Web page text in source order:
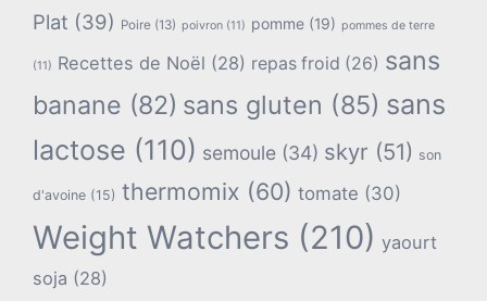
Plat (39) Poire (13) poivron (11) pomme (19) pommes de terre
(11) Recettes de Noël (28) repas froid (26) sans
banane (82) sans gluten (85) sans
lactose (110) semoule (34) skyr (51) son
d'avoine (15) thermomix (60) tomate (30)
Weight Watchers (210) yaourt
soja (28)